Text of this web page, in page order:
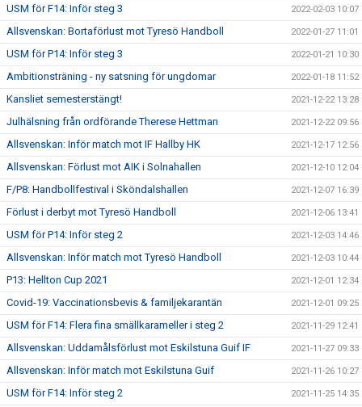
USM för F14: Inför steg 3 2022-02-03 10:07
Allsvenskan: Bortaförlust mot Tyresö Handboll 2022-01-27 11:01
USM för P14: Inför steg 3 2022-01-21 10:30
Ambitionsträning - ny satsning för ungdomar 2022-01-18 11:52
Kansliet semesterstängt! 2021-12-22 13:28
Julhälsning från ordförande Therese Hettman 2021-12-22 09:56
Allsvenskan: Inför match mot IF Hallby HK 2021-12-17 12:56
Allsvenskan: Förlust mot AIK i Solnahallen 2021-12-10 12:04
F/P8: Handbollfestival i Sköndalshallen 2021-12-07 16:39
Förlust i derbyt mot Tyresö Handboll 2021-12-06 13:41
USM för P14: Inför steg 2 2021-12-03 14:46
Allsvenskan: Inför match mot Tyresö Handboll 2021-12-03 10:44
P13: Hellton Cup 2021 2021-12-01 12:34
Covid-19: Vaccinationsbevis & familjekarantän 2021-12-01 09:25
USM för F14: Flera fina smällkarameller i steg 2 2021-11-29 12:41
Allsvenskan: Uddamålsförlust mot Eskilstuna Guif IF 2021-11-27 09:33
Allsvenskan: Inför match mot Eskilstuna Guif 2021-11-26 10:27
USM för F14: Inför steg 2 2021-11-25 14:35